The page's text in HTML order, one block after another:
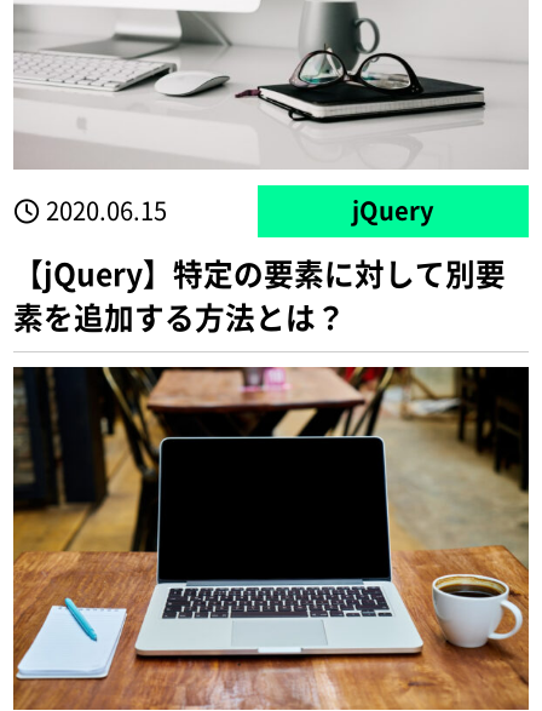
2020.06.15 jQuery
【jQuery】特定の要素に対して別要
素を追加する方法とは？